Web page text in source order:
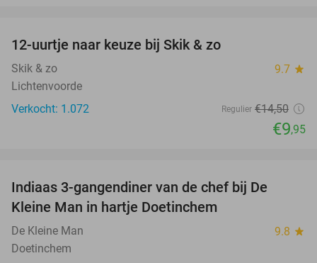
12-uurtje naar keuze bij Skik & zo
Skik & zo 9.7 star
Lichtenvoorde
Verkocht: 1.072
Regulier €14,50
€9,95
Indiaas 3-gangendiner van de chef bij De
Kleine Man in hartje Doetinchem
De Kleine Man 9.8 star
Doetinchem